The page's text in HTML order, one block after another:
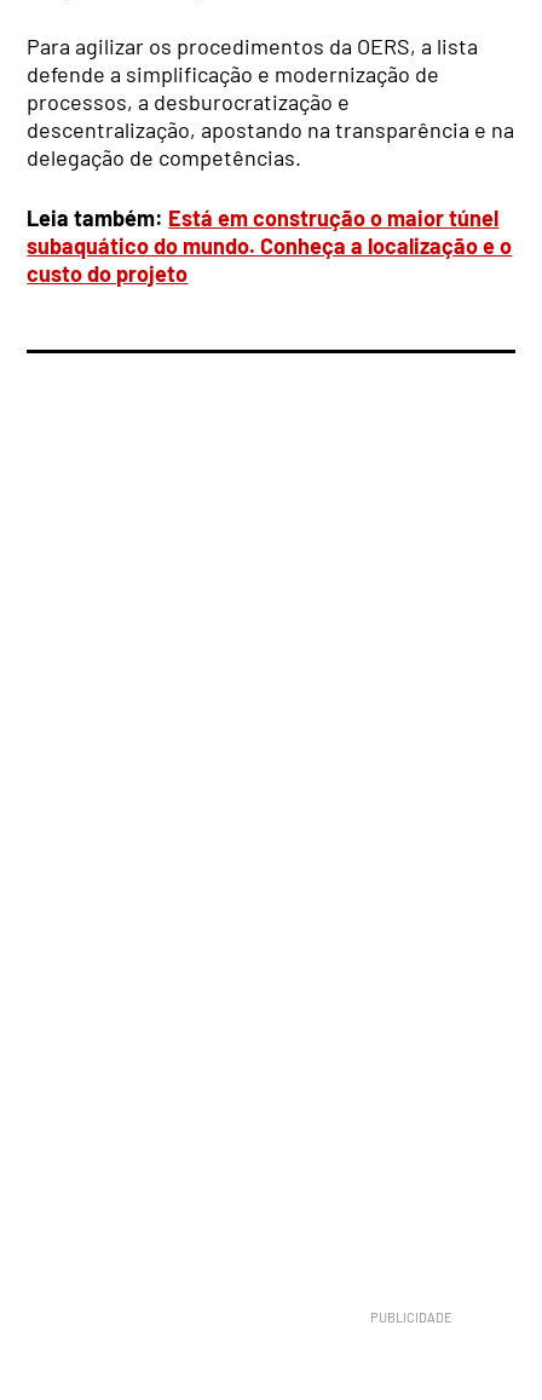
Para agilizar os procedimentos da OERS, a lista
defende a simplificação e modernização de
processos, a desburocratização e
descentralização, apostando na transparência e na
delegação de competências.
Leia também: Está em construção o maior túnel
subaquático do mundo. Conheça a localização e o
custo do projeto